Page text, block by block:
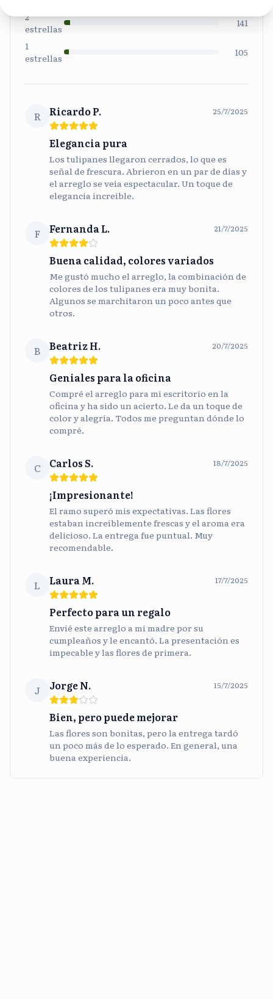
2
estrellas
141
1
estrellas
105
R Ricardo P. 25/7/2025
Elegancia pura
Los tulipanes llegaron cerrados, lo que es
señal de frescura. Abrieron en un par de días y
el arreglo se veía espectacular. Un toque de
elegancia increíble.
F Fernanda L. 21/7/2025
Buena calidad, colores variados
Me gustó mucho el arreglo, la combinación de
colores de los tulipanes era muy bonita.
Algunos se marchitaron un poco antes que
otros.
B Beatriz H. 20/7/2025
Geniales para la oficina
Compré el arreglo para mi escritorio en la
oficina y ha sido un acierto. Le da un toque de
color y alegría. Todos me preguntan dónde lo
compré.
C Carlos S. 18/7/2025
¡Impresionante!
El ramo superó mis expectativas. Las flores
estaban increíblemente frescas y el aroma era
delicioso. La entrega fue puntual. Muy
recomendable.
L Laura M. 17/7/2025
Perfecto para un regalo
Envié este arreglo a mi madre por su
cumpleaños y le encantó. La presentación es
impecable y las flores de primera.
J Jorge N. 15/7/2025
Bien, pero puede mejorar
Las flores son bonitas, pero la entrega tardó
un poco más de lo esperado. En general, una
buena experiencia.